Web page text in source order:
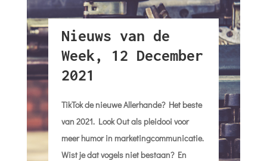
Nieuws van de
Week, 12 December
2021
TikTok de nieuwe Allerhande? Het beste
van 2021. Look Out als pleidooi voor
meer humor in marketingcommunicatie.
Wist je dat vogels niet bestaan? En